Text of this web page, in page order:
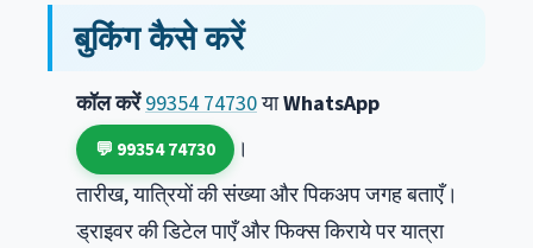
बुकिंग कैसे करें
कॉल करें99354 74730याWhatsApp
💬 99354 74730
।
तारीख, यात्रियों की संख्या और पिकअप जगह बताएँ।
ड्राइवर की डिटेल पाएँ और फिक्स किराये पर यात्रा